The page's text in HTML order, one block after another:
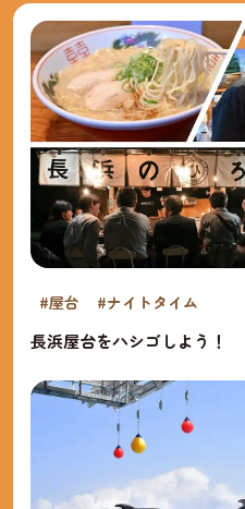
#屋台 #ナイトタイム
長浜屋台をハシゴしよう！